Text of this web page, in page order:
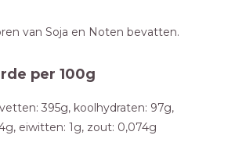
van Soja en Noten bevatten.
per 100g
vetten: 395g, koolhydraten: 97g,
eiwitten: 1g, zout: 0,074g